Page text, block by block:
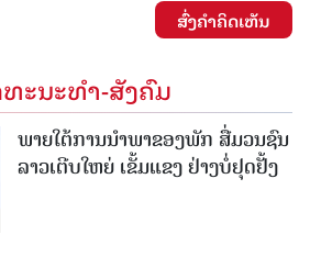
ສົ່ງຄໍາຄິດເຫັນ
ະນະທຳ-ສັງຄົມ
ພາຍໃຕ້ການນໍາພາຂອງພັກ ສື່ມວນຊົນ
ລາວເຕີບໃຫຍ່ ເຂັ້ມແຂງ ຢ່າງບໍ່ຢຸດຢັ້ງ